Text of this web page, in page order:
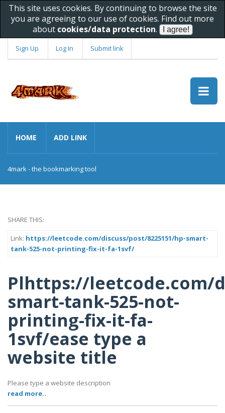
This site uses cookies. By continuing to browse the site
you are agreeing to our use of cookies. Find out more
about cookies/data protection.
Sign Up Log In Submit link
HOME ADD LINK
4mark - the bookmarking tool
SHARE THIS:
Link: https://leetcode.com/discuss/post/8225151/hp-smart-
tank-525-not-printing-fix-it-fa-1svf/
Plhttps://leetcode.com/
smart-tank-525-not-
printing-fix-it-fa-
1svf/ease type a
website title
Please type a website description
read more..